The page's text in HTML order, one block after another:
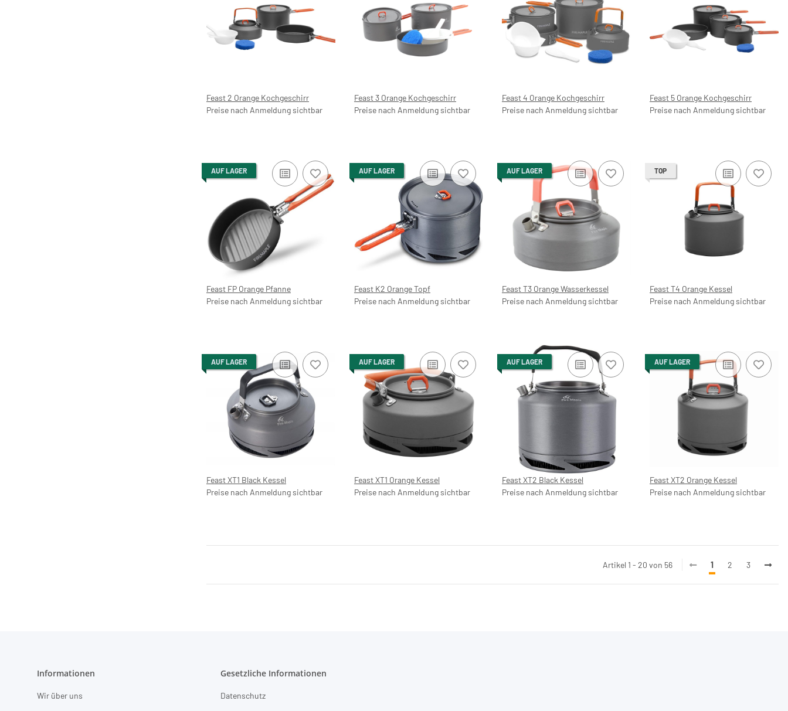
Feast 2 Orange Kochgeschirr
Preise nach Anmeldung sichtbar
Feast 3 Orange Kochgeschirr
Preise nach Anmeldung sichtbar
Feast 4 Orange Kochgeschirr
Preise nach Anmeldung sichtbar
Feast 5 Orange Kochgeschirr
Preise nach Anmeldung sichtbar
AUF LAGER
Feast FP Orange Pfanne
Preise nach Anmeldung sichtbar
AUF LAGER
Feast K2 Orange Topf
Preise nach Anmeldung sichtbar
AUF LAGER
Feast T3 Orange Wasserkessel
Preise nach Anmeldung sichtbar
TOP
Feast T4 Orange Kessel
Preise nach Anmeldung sichtbar
AUF LAGER
Feast XT1 Black Kessel
Preise nach Anmeldung sichtbar
AUF LAGER
Feast XT1 Orange Kessel
Preise nach Anmeldung sichtbar
AUF LAGER
Feast XT2 Black Kessel
Preise nach Anmeldung sichtbar
AUF LAGER
Feast XT2 Orange Kessel
Preise nach Anmeldung sichtbar
Artikel 1 - 20 von 56 1 2 3
Informationen
Wir über uns
Gesetzliche Informationen
Datenschutz